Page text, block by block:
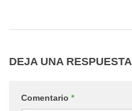
DEJA UNA RESPUESTA
Comentario *